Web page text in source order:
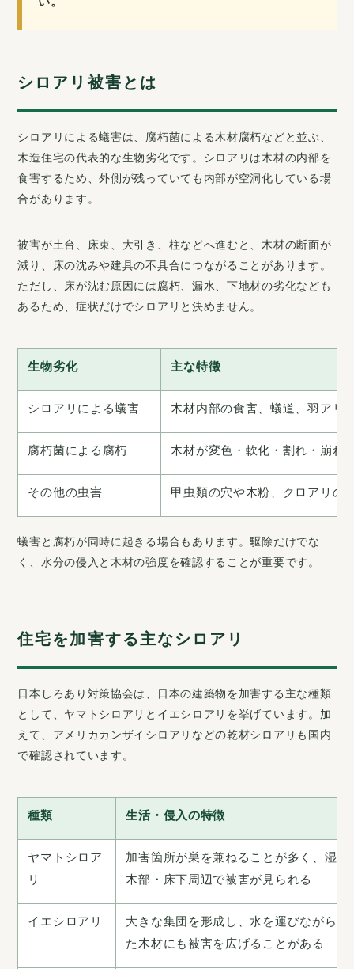
シロアリ被害とは
シロアリによる蟻害は、腐朽菌による木材腐朽などと並ぶ、
木造住宅の代表的な生物劣化です。シロアリは木材の内部を
食害するため、外側が残っていても内部が空洞化している場
合があります。
被害が土台、床束、大引き、柱などへ進むと、木材の断面が
減り、床の沈みや建具の不具合につながることがあります。
ただし、床が沈む原因には腐朽、漏水、下地材の劣化なども
あるため、症状だけでシロアリと決めません。
生物劣化
主な特徴
シロアリによる蟻害
木材内部の食害、蟻道、羽アリ
腐朽菌による腐朽
木材が変色・軟化・割れ・崩れ
その他の虫害
甲虫類の穴や木粉、クロアリの
蟻害と腐朽が同時に起きる場合もあります。駆除だけでな
く、水分の侵入と木材の強度を確認することが重要です。
住宅を加害する主なシロアリ
日本しろあり対策協会は、日本の建築物を加害する主な種類
として、ヤマトシロアリとイエシロアリを挙げています。加
えて、アメリカカンザイシロアリなどの乾材シロアリも国内
で確認されています。
種類
生活・侵入の特徴
ヤマトシロア
リ
加害箇所が巣を兼ねることが多く、湿っ
木部・床下周辺で被害が見られる
イエシロアリ
大きな集団を形成し、水を運びながら乾
た木材にも被害を広げることがある